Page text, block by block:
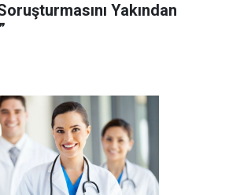
Yakından